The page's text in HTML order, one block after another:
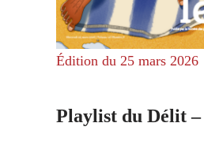
Édition du 25 mars 2026
Playlist du Délit